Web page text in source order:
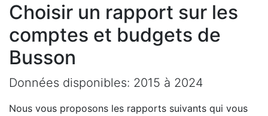
Choisir un rapport sur les
comptes et budgets de
Busson
Données disponibles: 2015 à 2024
Nous vous proposons les rapports suivants qui vous